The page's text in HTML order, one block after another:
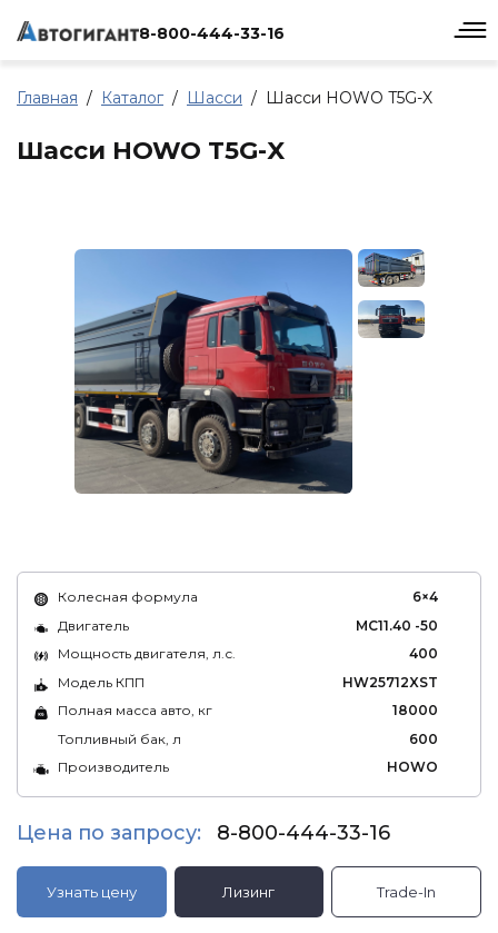
8-800-444-33-16
Главная Каталог Шасси Шасси HOWO T5G-X
Шасси HOWO T5G-X
Колесная формула
6×4
Двигатель
MC11.40 -50
Мощность двигателя, л.с.
400
Модель КПП
HW25712XST
Полная масса авто, кг
18000
Топливный бак, л
600
Производитель
HOWO
Цена по запросу: 8-800-444-33-16
Узнать цену Лизинг Trade-In